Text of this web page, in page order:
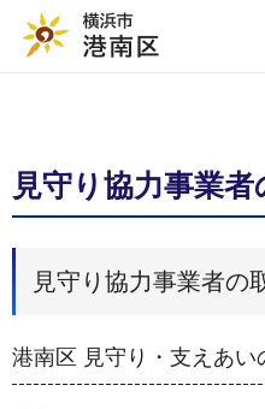
見守り協力事業者
見守り協力事業者の
港南区 見守り・支えあい